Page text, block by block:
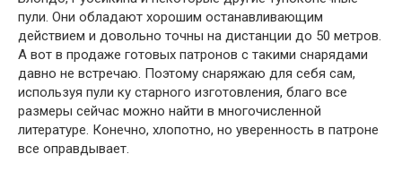
пули. Они обладают хорошим останавливающим
действием и довольно точны на дистанции до 50 метров.
А вот в продаже готовых патронов с такими снарядами
давно не встречаю. Поэтому снаряжаю для себя сам,
используя пули ку старного изготовления, благо все
размеры сейчас можно найти в многочисленной
литературе. Конечно, хлопотно, но уверенность в патроне
все оправдывает.